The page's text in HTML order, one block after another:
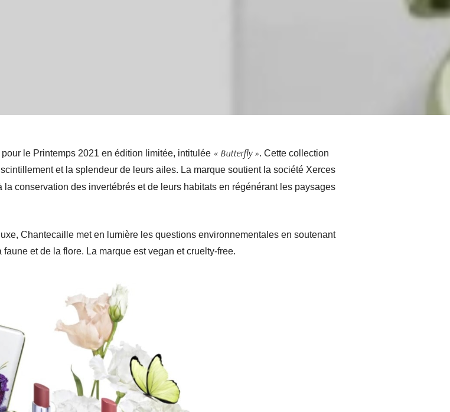
le Printemps 2021 en édition limitée, intitulée « Butterfly ». Cette collection
et la splendeur de leurs ailes. La marque soutient la société Xerces
conservation des invertébrés et de leurs habitats en régénérant les paysages
Chantecaille met en lumière les questions environnementales en soutenant
et de la flore. La marque est vegan et cruelty-free.